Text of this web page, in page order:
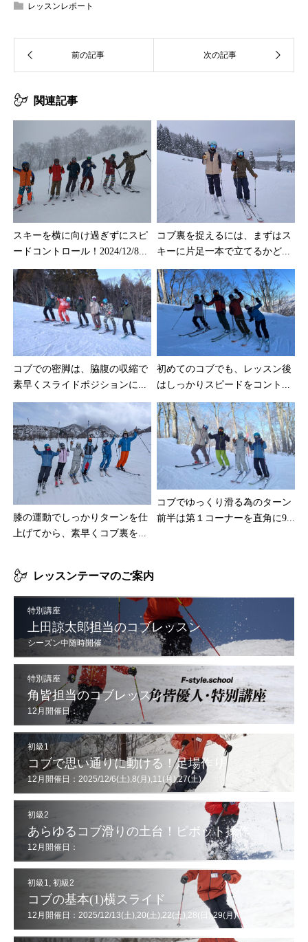
レッスンレポート
関連記事
スキーを横に向け過ぎずにスピ
ードコントロール！2024/12/8...
コブ裏を捉えるには、まずはス
キーに片足一本で立てるかど...
コブでの密脚は、脇腹の収縮で
素早くスライドポジションに...
初めてのコブでも、レッスン後
はしっかりスピードをコント...
膝の運動でしっかりターンを仕
上げてから、素早くコブ裏を...
コブでゆっくり滑る為のターン
前半は第１コーナーを直角に9...
レッスンテーマのご案内
特別講座
上田諒太郎担当のコブレッスン
シーズン中随時開催
特別講座
角皆担当のコブレッスン
12月開催日：
12/6(土),7(日),13(土),14(日),20(土),21(日),30(火),31(水)
初級1
コブで思い通りに動ける！足場作り
12月開催日：2025/12/6(土),8(月),11(月),27(土)
初級2
あらゆるコブ滑りの土台！ピボット操作
12月開催日：
2025/12/7(日),12(金),20(土),21(日),26(金),29(月),30(火)
初級1 初級2
コブの基本(1)横スライド
12月開催日：2025/12/13(土),20(土),22(土),28(日),29(月)